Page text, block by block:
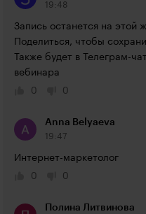
19:48
Запись останется на этой
Поделиться, чтобы
Также будет в Телеграм-
вебинара
0
0
Anna Belyaeva
19:47
Интернет-маркетолог
0
0
Полина Литвинова